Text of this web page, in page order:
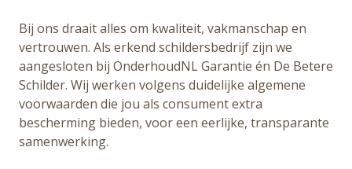
Bij ons draait alles om kwaliteit, vakmanschap en
vertrouwen. Als erkend schildersbedrijf zijn we
aangesloten bij OnderhoudNL Garantie én De Betere
Schilder. Wij werken volgens duidelijke algemene
voorwaarden die jou als consument extra
bescherming bieden, voor een eerlijke, transparante
samenwerking.